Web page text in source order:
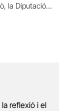
la Diputació…
reflexió i el